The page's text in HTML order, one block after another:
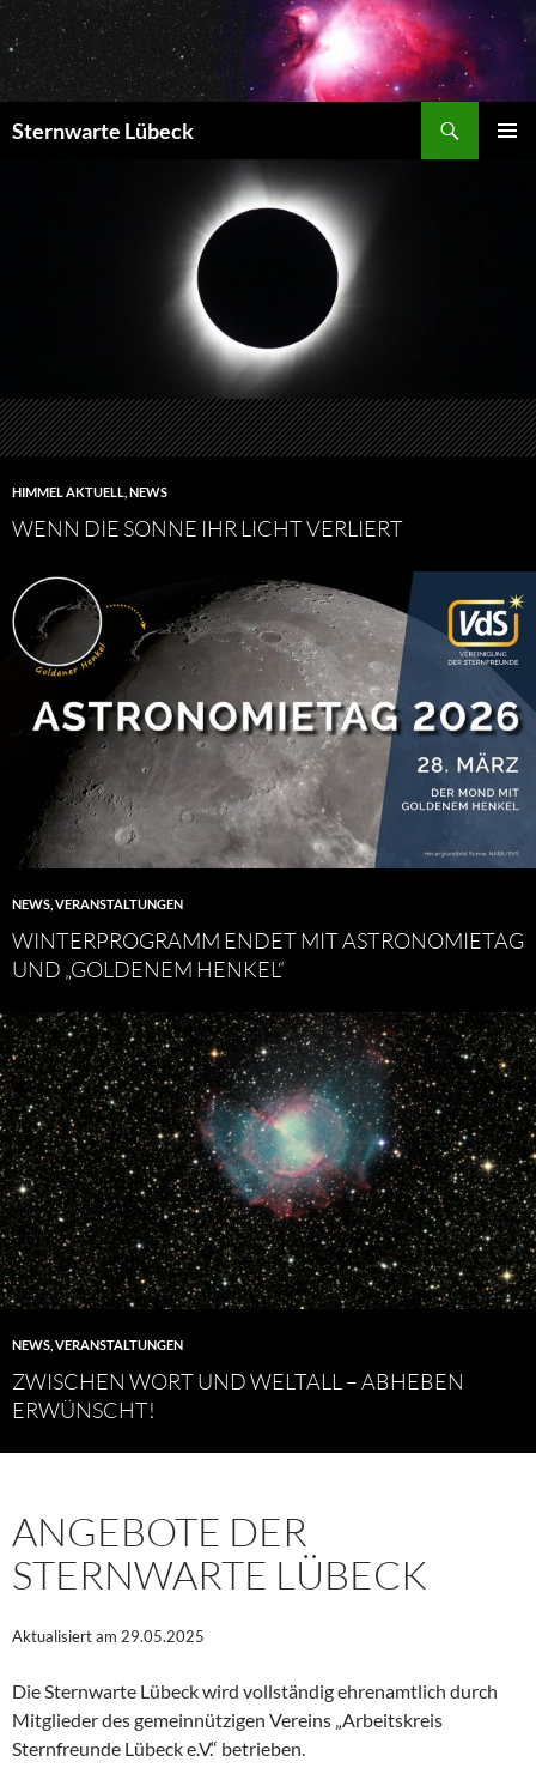
Zum
Inhalt
springen
Sternwarte Lübeck
HIMMEL AKTUELL NEWS
WENN DIE SONNE IHR LICHT VERLIERT
NEWS VERANSTALTUNGEN
WINTERPROGRAMM ENDET MIT ASTRONOMIETAG
UND „GOLDENEM HENKEL“
NEWS VERANSTALTUNGEN
ZWISCHEN WORT UND WELTALL – ABHEBEN
ERWÜNSCHT!
ANGEBOTE DER
STERNWARTE LÜBECK
Aktualisiert am 29.05.2025
Die Sternwarte Lübeck wird vollständig ehrenamtlich durch
Mitglieder des gemeinnützigen Vereins „Arbeitskreis
Sternfreunde Lübeck e.V.“ betrieben.